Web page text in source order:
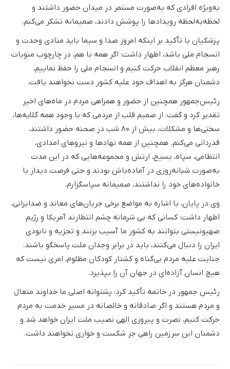
به‌ویژه افرادی که به‌صورت مستمر در میدان حضور داشتند و
لحظه‌به‌لحظه رویدادها را پوشش دادند، صمیمانه تشکر می‌کنم.
پزشکیان با تأکید بر اینکه امروز صدا و سیما باید منادی وحدت و
انسجام ملی باشد، اظهار داشت: اگر همه با هم، در چارچوب منویات
رهبر معظم انقلاب حرکت کنیم و انسجام ملی را حفظ نماییم،
دشمنان هرگز به اهداف خود علیه کشور دست نخواهند یافت.
رئیس‌جمهور همچنین از حضور و همراهی مردم در ماه‌های اخیر
تقدیر کرد و گفت: از صمیم قلب از مردمی که با وجود همه گلایه‌ها،
سختی‌ها و مشکلات، بیش از ۸۰ شب در صحنه حضور داشتند،
قدردانی می‌کنم. همچنین از همه نهادها و نیروهای امدادی،
انتظامی، سپاه، بسیج، ارتش و مجموعه‌هایی که در این مدت
به‌صورت شبانه‌روزی در آماده‌باش بودند و حتی فرصت دیدار با
خانواده‌های خود را نداشتند، صمیمانه سپاسگزارم.
وی در پایان، با اشاره به مواضع برخی جریان‌های معاند و ضدایرانی،
اظهار داشت: کسانی که بی شرمانه چشم انتظارند آمریکا و رژیم
صهیونیستی بتوانند به کشور ما آسیب بزنند و تجزیه و نابودی
ایران را دنبال می‌کنند، باید در برابر وجدان ملت پاسخگو باشند.
جنایت علیه مردم بی‌گناه و کشتار کودکان مظلوم، امری نیست که
هیچ انسان آزاده‌ای در جهان آن را بپذیرد.
رئیس جمهور در خاتمه تأکید کرد: پشتوانه اصلی ما خداوند متعال
و مردم هستند و اگر صادقانه و خالصانه در مسیر خدمت به مردم
حرکت کنیم، نصرت و پیروزی الهی نصیب ملت ایران خواهد شد و
دشمنان این سرزمین راهی جز شکست و خواری نخواهند داشت.